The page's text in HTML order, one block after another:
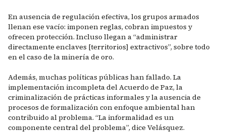
En ausencia de regulación efectiva, los grupos armados
llenan ese vacío: imponen reglas, cobran impuestos y
ofrecen protección. Incluso llegan a “administrar
directamente enclaves [territorios] extractivos”, sobre todo
en el caso de la minería de oro.
Además, muchas políticas públicas han fallado. La
implementación incompleta del Acuerdo de Paz, la
criminalización de prácticas informales y la ausencia de
procesos de formalización con enfoque ambiental han
contribuido al problema. “La informalidad es un
componente central del problema”, dice Velásquez.